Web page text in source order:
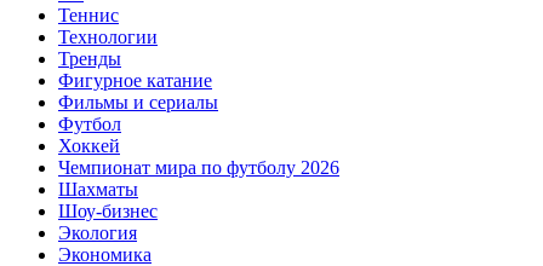
Теннис
Технологии
Тренды
Фигурное катание
Фильмы и сериалы
Футбол
Хоккей
Чемпионат мира по футболу 2026
Шахматы
Шоу-бизнес
Экология
Экономика